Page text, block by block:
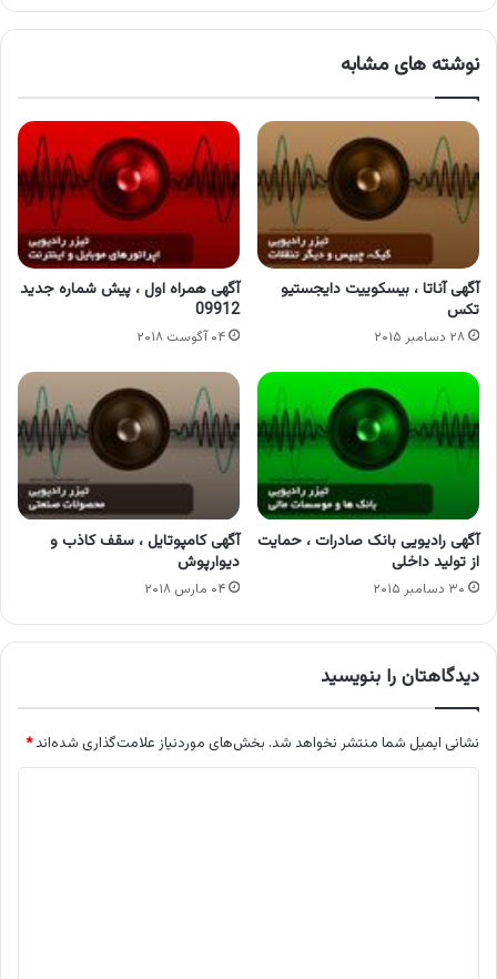
نوشته های مشابه
آگهی آناتا ، بیسکوییت دایجستیو
تکس
۲۸ دسامبر ۲۰۱۵
آگهی همراه اول ، پیش شماره جدید
09912
۰۴ آگوست ۲۰۱۸
آگهی رادیویی بانک صادرات ، حمایت
از تولید داخلی
۳۰ دسامبر ۲۰۱۵
آگهی کامپوتایل ، سقف کاذب و
دیوارپوش
۰۴ مارس ۲۰۱۸
دیدگاهتان را بنویسید
نشانی ایمیل شما منتشر نخواهد شد. بخش‌های موردنیاز علامت‌گذاری شده‌اند*